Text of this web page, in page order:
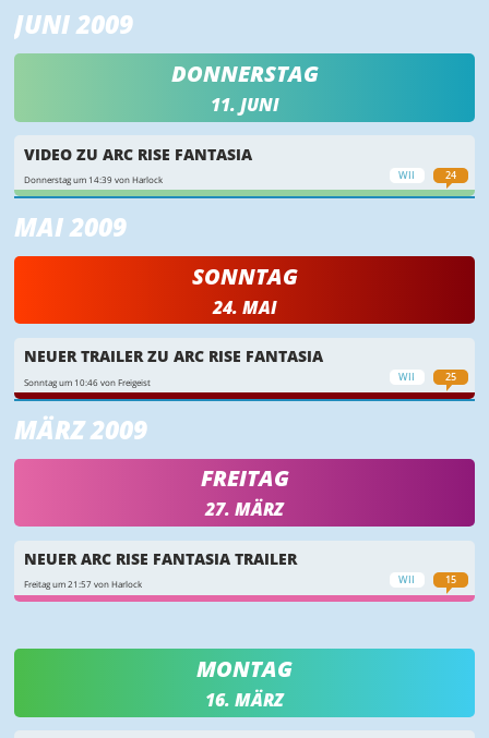
JUNI 2009
DONNERSTAG
11. JUNI
WII 24
VIDEO ZU ARC RISE FANTASIA
Donnerstag um 14:39 von Harlock
MAI 2009
SONNTAG
24. MAI
WII 25
NEUER TRAILER ZU ARC RISE FANTASIA
Sonntag um 10:46 von Freigeist
MÄRZ 2009
FREITAG
27. MÄRZ
WII 15
NEUER ARC RISE FANTASIA TRAILER
Freitag um 21:57 von Harlock
MONTAG
16. MÄRZ